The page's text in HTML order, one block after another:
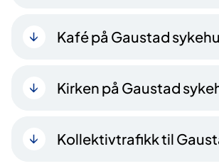
Kafé på Gaustad
Kirken på Gaustad
Kollektivtrafikk til